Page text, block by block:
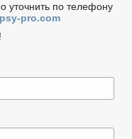
уточнить по телефону
pro.com